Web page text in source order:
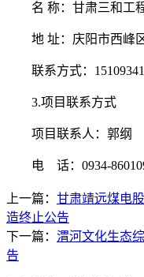
名 称：甘肃三和工
地 址：庆阳市西峰
联系方式：
3.项目联系方式
项目联系人：郭纲
电 话： 0934-
上一篇： 甘肃靖远煤电
造终止公告
下一篇： 渭河文化生态
告